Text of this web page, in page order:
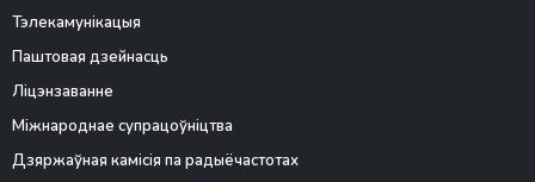
Тэлекамунікацыя
Паштовая дзейнасць
Ліцэнзаванне
Міжнароднае супрацоўніцтва
Дзяржаўная камісія па радыёчастотах